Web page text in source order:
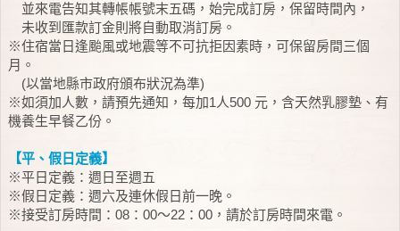
並來電告知其轉帳帳號末五碼，始完成訂房，保留時間內，
未收到匯款訂金則將自動取消訂房。
※住宿當日逢颱風或地震等不可抗拒因素時，可保留房間三個
月。
(以當地縣市政府頒布狀況為準)
※如須加人數，請預先通知，每加1人500 元，含天然乳膠墊、有
機養生早餐乙份。
【平、假日定義】
※平日定義：週日至週五
※假日定義：週六及連休假日前一晚。
※接受訂房時間：08：00～22：00，請於訂房時間來電。